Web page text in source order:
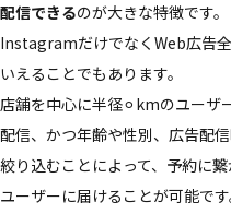
配信できるのが​大きな​特徴です。​
Instagramだけでなく​Web​広告
いえる​ことでも​あります。
店舗を​中心に​半径⚪︎kmの​ユーザ
配信、​かつ年​齢や​性別、​広告配
絞り込むことに​よって、​予約に​
ユーザーに​届ける​ことが​可能です